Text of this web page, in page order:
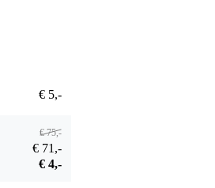
€ 5,-
€ 75,-
€ 71,-
€ 4,-